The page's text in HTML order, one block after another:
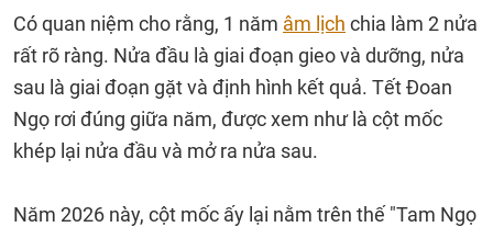
Có quan niệm cho rằng, 1 năm âm lịch chia làm 2 nửa
rất rõ ràng. Nửa đầu là giai đoạn gieo và dưỡng, nửa
sau là giai đoạn gặt và định hình kết quả. Tết Đoan
Ngọ rơi đúng giữa năm, được xem như là cột mốc
khép lại nửa đầu và mở ra nửa sau.
Năm 2026 này, cột mốc ấy lại nằm trên thế "Tam Ngọ